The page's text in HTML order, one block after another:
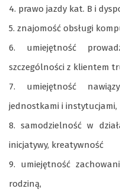
4. prawo jazdy kat. B i
5. znajomość obsługi
6. umiejętność
szczególności z klientem
7. umiejętność
jednostkami i instytucjami,
8. samodzielność w
inicjatywy, kreatywność
9. umiejętność
rodziną,